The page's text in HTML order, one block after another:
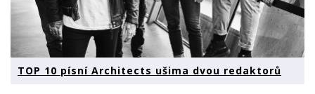
TOP 10 písní Architects ušima dvou redaktorů